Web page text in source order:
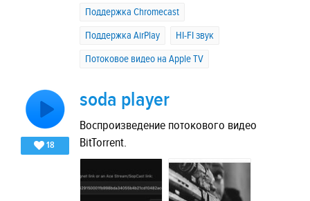
Поддержка Chromecast
Поддержка AirPlay
HI-FI звук
Потоковое видео на Apple TV
18
soda player
Воспроизведение потокового видео
BitTorrent.